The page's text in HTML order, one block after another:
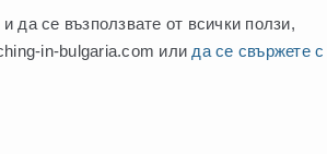
да се възползвате от всички ползи,
in-bulgaria.com или да се свържете с